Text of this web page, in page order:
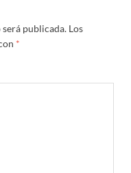
publicada. Los
*